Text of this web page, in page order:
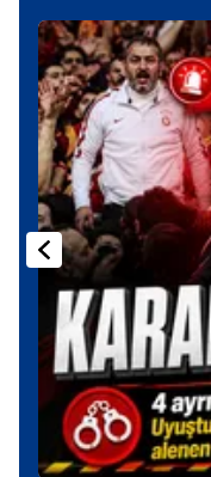
sınırlı olarak açık
Çerezlere ilişkin
vasıtasıyla
için Ayarlar butonuna
Metnimizi ziyaret
6698 sayılı Kişisel
hazırlanmış
ilgili mevzuata uygun
almak için lütfen